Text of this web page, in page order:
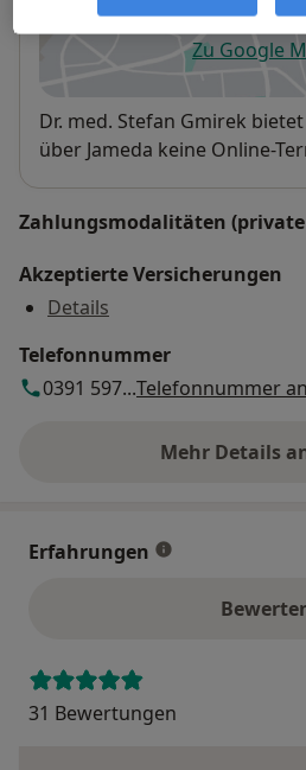
Zu Google
Verfügbarkeit
Dr. med. Stefan Gmirek
über Jameda keine Online-
Zahlungsmodalitäten (private
Akzeptierte Versicherungen
Details
Telefonnummer
0391 597...Telefonnummer
Mehr Details
Erfahrungen
31 Bewertungen